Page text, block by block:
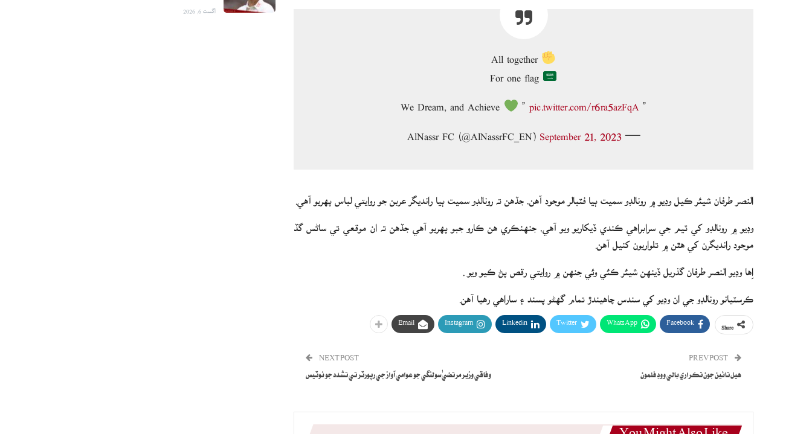
” We Dream, and Achieve
” pic.twitter.com/r6ra5azFqA
النصر طرفان شيئر ڪيل وڊيو ۾ رونالڊو سميت ٻيا فٽبالر موجود آهن، جڏهن ته رونالڊو سميت ٻيا رانديگر عربن جو روايتي لباس پهريو آهي.
وڊيو ۾ رونالڊو کي ٽيم جي سرابراهي ڪندي ڏيکاريو ويو آهي، جنهنڪري هن ڪارو جبو پهريو آهي جڏهن ته ان موقعي تي ساڻس گڏ
موجود رانديگرن کي هٿن ۾ تلواريون کنيل آهن.
اِها وڊيو النصر طرفان گذريل ڏينهن شيئر ڪئي وئي جنهن ۾ روايتي رقص پڻ ڪيو ويو .
ڪرسٽيانو رونالڊو جي ان وڊيو کي سندس چاهيندڙ تمام گهڻو پسند ۽ ساراهي رهيا آهن.
Facebook
WhatsApp
Twitter
Linkedin
Instagram
Email
هيل تائين جون تڪراري بالي ووڊ فلمون
NEXT POST
وفاقي وزير مرتضيٰ سولنگي جو عوامي آواز جي رپورٽر تي تشدد جو نوٽيس
اگست 6, 2026